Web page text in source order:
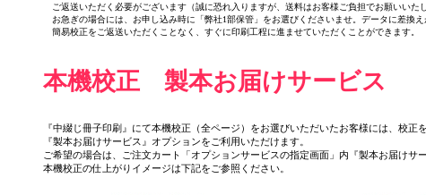
ご返送いただく必要がございます（誠に恐れ入りますが、送料はお客様ご負担でお願いいた
お急ぎの場合には、お申し込み時に「弊社1部保管」をお選びくださいませ。データに差換え
簡易校正をご返送いただくことなく、すぐに印刷工程に進ませていただくことができます。
本機校正 製本お届けサービス
『中綴じ冊子印刷』にて本機校正（全ページ）をお選びいただいたお客様には、校正
『製本お届けサービス』オプションをご利用いただけます。
ご希望の場合は、ご注文カート「オプションサービスの指定画面」内『製本お届けサ
本機校正の仕上がりイメージは下記をご参照ください。